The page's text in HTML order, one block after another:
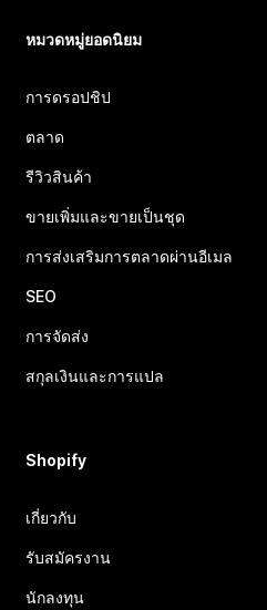
หมวดหมู่ยอดนิยม
การดรอปชิป
ตลาด
รีวิวสินค้า
ขายเพิ่มและขายเป็นชุด
การส่งเสริมการตลาดผ่านอีเมล
SEO
การจัดส่ง
สกุลเงินและการแปล
Shopify
เกี่ยวกับ
รับสมัครงาน
นักลงทุน